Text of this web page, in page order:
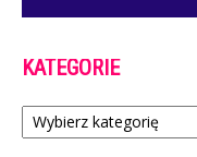
KATEGORIE
Kategorie